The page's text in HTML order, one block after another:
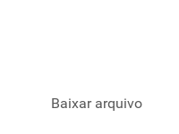
Baixar arquivo